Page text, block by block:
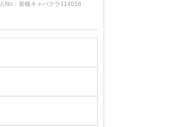
黒服求人No：新橋キャバクラ00466